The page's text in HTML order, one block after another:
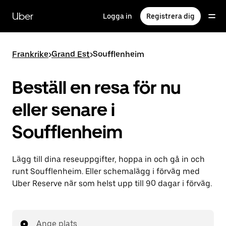
huvudinnehållet
Uber Logga in Registrera dig
Frankrike>Grand Est>Soufflenheim
Beställ en resa för nu
eller senare i
Soufflenheim
Lägg till dina reseuppgifter, hoppa in och gå in och
runt Soufflenheim. Eller schemalägg i förväg med
Uber Reserve när som helst upp till 90 dagar i förväg.
Ange plats